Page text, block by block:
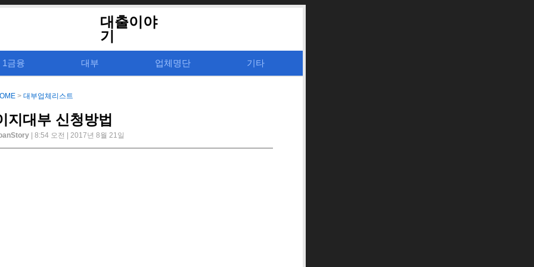
대출이야
기
1금융 대부 업체명단 기타
> 대부업체리스트
지대부 신청방법
| 8:54 오전 | 2017년 8월 21일